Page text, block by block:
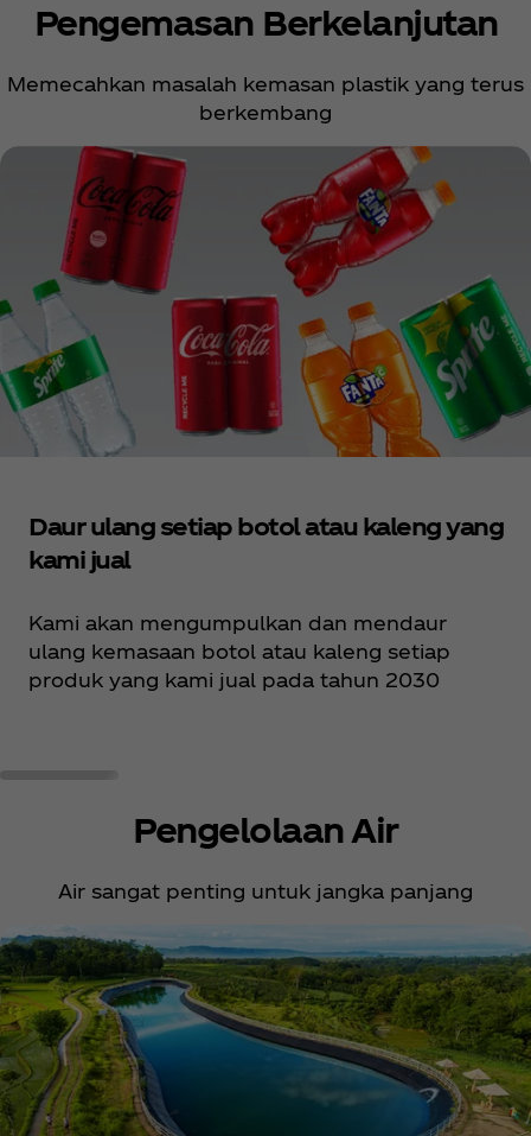
Pengemasan Berkelanjutan
Memecahkan masalah kemasan plastik yang terus
berkembang
Daur ulang setiap botol atau kaleng yang
kami jual
Kami akan mengumpulkan dan mendaur
ulang kemasaan botol atau kaleng setiap
produk yang kami jual pada tahun 2030
Pengelolaan Air
Air sangat penting untuk jangka panjang